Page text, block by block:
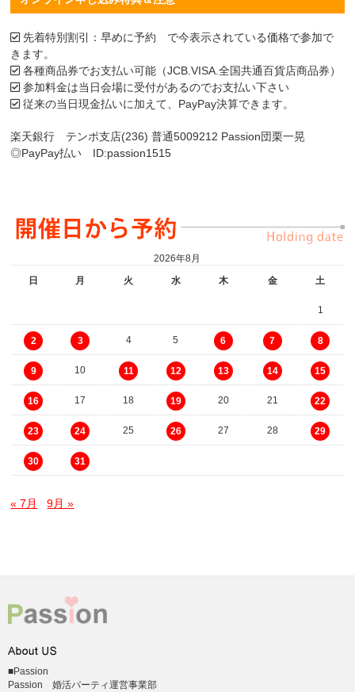
先着特別割引：早めに予約 で今表示されている価格で参加で
きます。
各種商品券でお支払い可能（JCB.VISA.全国共通百貨店商品券）
参加料金は当日会場に受付があるのでお支払い下さい
従来の当日現金払いに加えて、PayPay決算できます。
楽天銀行 テンポ支店(236) 普通5009212 Passion団栗一晃
◎PayPay払い ID:passion1515
2026年8月
日
月 火 水 木 金 土
1
2 3 4 5 6 7 8
9 10 11 12 13 14 15
16 17 18 19 20 21 22
23 24 25 26 27 28 29
30 31
« 7月 9月 »
■Passion
Passion 婚活パーティ運営事業部